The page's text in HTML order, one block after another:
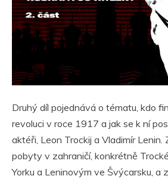
Druhý díl pojednává o tématu, kdo
revoluci v roce 1917 a jak se k ní
aktéři, Leon Trockij a Vladimír Lenin.
pobyty v zahraničí, konkrétně
Yorku a Leninovým ve Švýcarsku, a